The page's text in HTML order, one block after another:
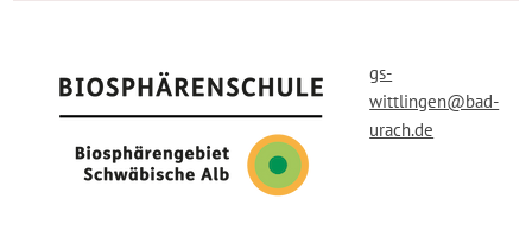
gs-
wittlingen@bad-
urach.de